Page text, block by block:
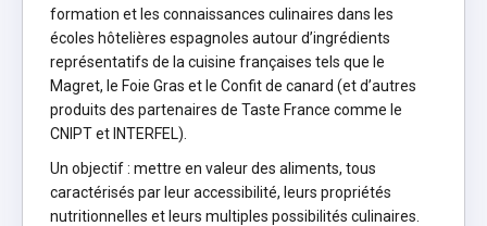
formation et les connaissances culinaires dans les
écoles hôtelières espagnoles autour d’ingrédients
représentatifs de la cuisine françaises tels que le
Magret, le Foie Gras et le Confit de canard (et d’autres
produits des partenaires de Taste France comme le
CNIPT et INTERFEL).
Un objectif : mettre en valeur des aliments, tous
caractérisés par leur accessibilité, leurs propriétés
nutritionnelles et leurs multiples possibilités culinaires.